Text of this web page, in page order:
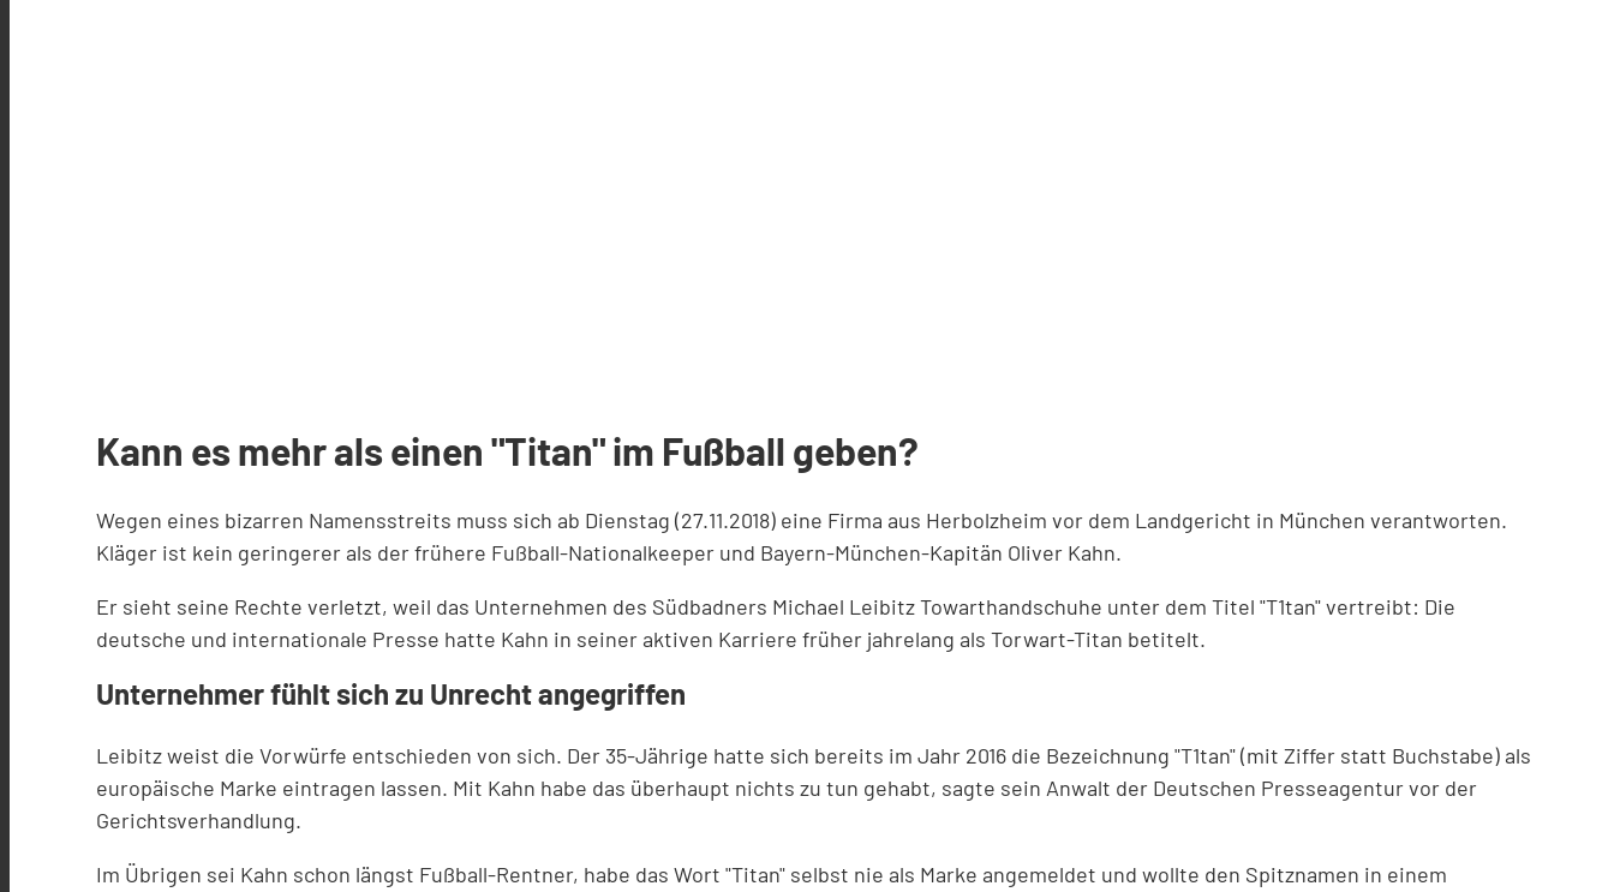
Kann es mehr als einen "Titan" im Fußball geben?
Wegen eines bizarren Namensstreits muss sich ab Dienstag (27.11.2018) eine Firma aus Herbolzheim vor dem Landgericht in München verantworten.
Kläger ist kein geringerer als der frühere Fußball-Nationalkeeper und Bayern-München-Kapitän Oliver Kahn.
Er sieht seine Rechte verletzt, weil das Unternehmen des Südbadners Michael Leibitz Towarthandschuhe unter dem Titel "T1tan" vertreibt: Die
deutsche und internationale Presse hatte Kahn in seiner aktiven Karriere früher jahrelang als Torwart-Titan betitelt.
Unternehmer fühlt sich zu Unrecht angegriffen
Leibitz weist die Vorwürfe entschieden von sich. Der 35-Jährige hatte sich bereits im Jahr 2016 die Bezeichnung "T1tan" (mit Ziffer statt Buchstabe) als
europäische Marke eintragen lassen. Mit Kahn habe das überhaupt nichts zu tun gehabt, sagte sein Anwalt der Deutschen Presseagentur vor der
Gerichtsverhandlung.
Im Übrigen sei Kahn schon längst Fußball-Rentner, habe das Wort "Titan" selbst nie als Marke angemeldet und wollte den Spitznamen in einem